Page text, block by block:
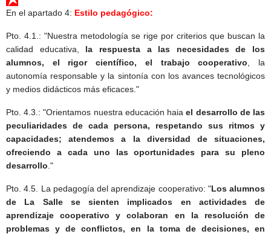
En el apartado 4: Estilo pedagógico:
Pto. 4.1.: "Nuestra metodología se rige por criterios que buscan la
calidad educativa, la respuesta a las necesidades de los
alumnos, el rigor científico, el trabajo cooperativo , la
autonomía responsable y la sintonía con los avances tecnológicos
y medios didácticos más eficaces."
Pto. 4.3.: "Orientamos nuestra educación haiael desarrollo de las
peculiaridades de cada persona, respetando sus ritmos y
capacidades; atendemos a la diversidad de situaciones,
ofreciendo a cada uno las oportunidades para su pleno
desarrollo ."
Pto. 4.5. La pedagogía del aprendizaje cooperativo: "Los alumnos
de La Salle se sienten implicados en actividades de
aprendizaje cooperativo y colaboran en la resolución de
problemas y de conflictos, en la toma de decisiones, en